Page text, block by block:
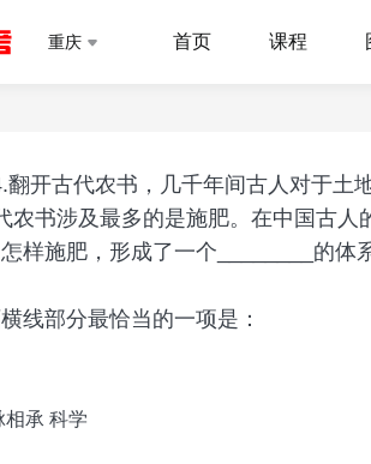
重庆 首页 课程
翻开古代农书，几千年间古人对于土
农书涉及最多的是施肥。在中国古
样施肥，形成了一个________的
线部分最恰当的一项是：
相承 科学